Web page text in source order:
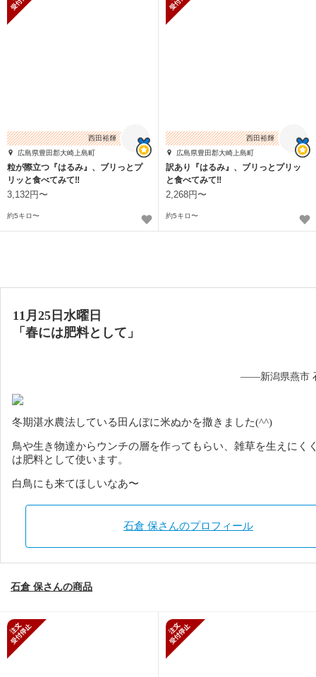
西田裕輝
広島県豊田郡大崎上島町
粒が際立つ『はるみ』、ブリっとプ
リッと食べてみて‼︎
3,132円〜
約5キロ〜
西田裕輝
広島県豊田郡大崎上島町
訳あり『はるみ』、ブリっとプリッ
と食べてみて‼︎
2,268円〜
約5キロ〜
11月25日水曜日
「春には肥料として」
——新潟県燕市
冬期湛水農法している田んぼに米ぬかを撒きました(^^)
鳥や生き物達からウンチの層を作ってもらい、雑草を生えにく
は肥料として使います。
白鳥にも来てほしいなあ〜
石倉 保さんのプロフィール
石倉 保さんの商品